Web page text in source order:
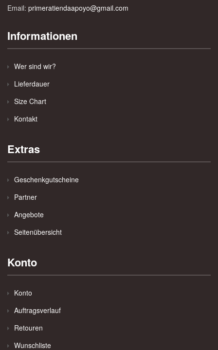
Email: primeratiendaapoyo@gmail.com
Informationen
Wer sind wir?
Lieferdauer
Size Chart
Kontakt
Extras
Geschenkgutscheine
Partner
Angebote
Seitenübersicht
Konto
Konto
Auftragsverlauf
Retouren
Wunschliste